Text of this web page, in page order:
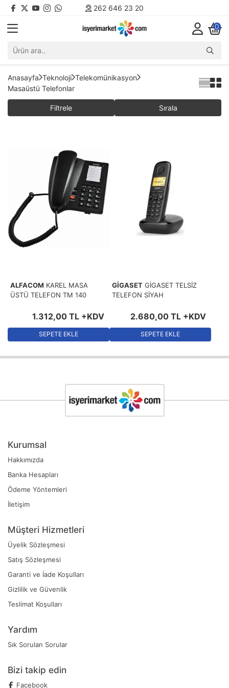
262 646 23 20
0
Anasayfa Teknoloji Telekomünikasyon
Masaüstü Telefonlar
Filtrele Sırala
ALFACOM KAREL MASA
ÜSTÜ TELEFON TM 140
1.312,00 TL +KDV
SEPETE EKLE
GİGASET GİGASET TELSİZ
TELEFON SİYAH
2.680,00 TL +KDV
SEPETE EKLE
Kurumsal
Hakkımızda
Banka Hesapları
Ödeme Yöntemleri
İletişim
Müşteri Hizmetleri
Üyelik Sözleşmesi
Satış Sözleşmesi
Garanti ve İade Koşulları
Gizlilik ve Güvenlik
Teslimat Koşulları
Yardım
Sık Sorulan Sorular
Bizi takip edin
Facebook